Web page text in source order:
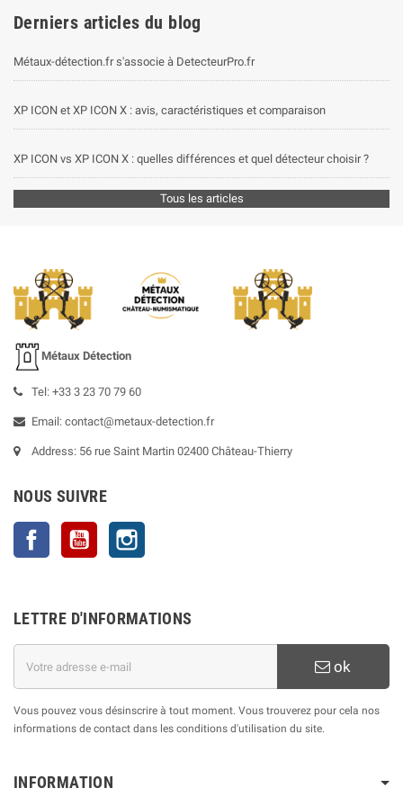
Derniers articles du blog
Métaux-détection.fr s'associe à DetecteurPro.fr
XP ICON et XP ICON X : avis, caractéristiques et comparaison
XP ICON vs XP ICON X : quelles différences et quel détecteur choisir ?
Tous les articles
Métaux Détection
Tel: +33 3 23 70 79 60
Email: contact@metaux-detection.fr
Address: 56 rue Saint Martin 02400 Château-Thierry
NOUS SUIVRE
Facebook YouTube
LETTRE D'INFORMATIONS
ok
Vous pouvez vous désinscrire à tout moment. Vous trouverez pour cela nos
informations de contact dans les conditions d'utilisation du site.
INFORMATION